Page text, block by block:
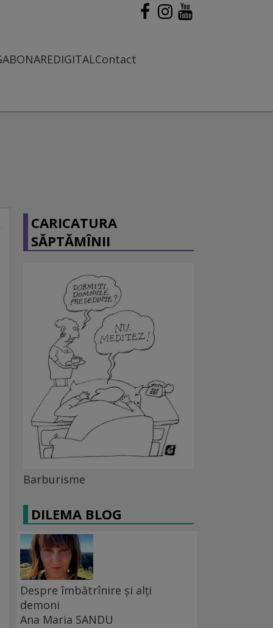
ABONAREDIGITALContact
CARICATURA
SĂPTĂMÎNII
Barburisme
DILEMA BLOG
Despre îmbătrînire și alți
demoni
Ana Maria SANDU